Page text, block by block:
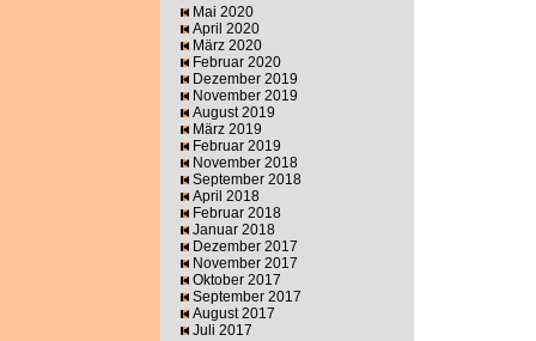
Mai 2020
April 2020
März 2020
Februar 2020
Dezember 2019
November 2019
August 2019
März 2019
Februar 2019
November 2018
September 2018
April 2018
Februar 2018
Januar 2018
Dezember 2017
November 2017
Oktober 2017
September 2017
August 2017
Juli 2017